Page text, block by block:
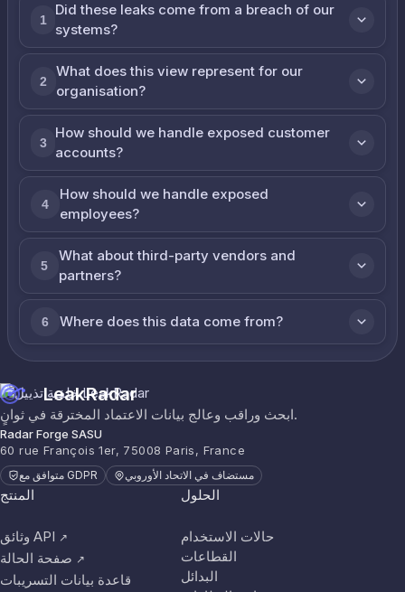
1
Did these leaks come from a breach of our
systems?
2
What does this view represent for our
organisation?
3
How should we handle exposed customer
accounts?
4
How should we handle exposed
employees?
5
What about third-party vendors and
partners?
6 Where does this data come from?
LeakRadar
ابحث وراقب وعالج بيانات الاعتماد المخترقة في ثوانٍ.
Radar Forge SASU
60 rue François 1er, 75008 Paris, France
متوافق مع GDPR مستضاف في الاتحاد الأوروبي
المنتج
وثائق API ↗
صفحة الحالة ↗
قاعدة بيانات التسريبات
الحلول
حالات الاستخدام
القطاعات
البدائل